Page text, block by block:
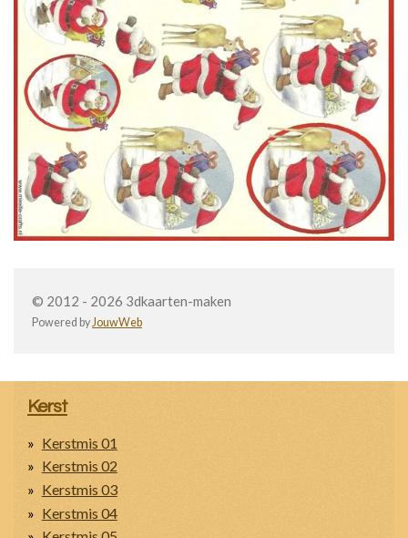
© 2012 - 2026 3dkaarten-maken
Powered by JouwWeb
Kerst
Kerstmis 01
Kerstmis 02
Kerstmis 03
Kerstmis 04